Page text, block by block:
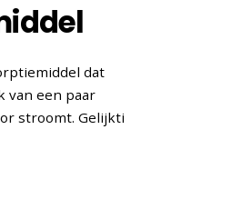
dat
van een paar
stroomt. Gelijkti